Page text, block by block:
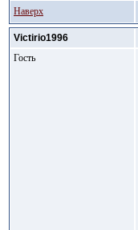
Наверх
Victirio1996
Гость